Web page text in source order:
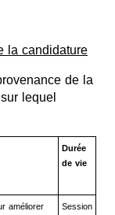
la candidature
de la
lequel
Durée
de vie
améliorer
Session